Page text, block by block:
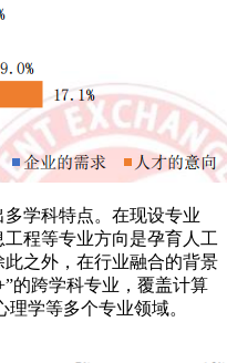
学科特点。在现设专业
程等专业方向是孕育人工
之外，在行业融合的背景
的跨学科专业，覆盖计算
学等多个专业领域。